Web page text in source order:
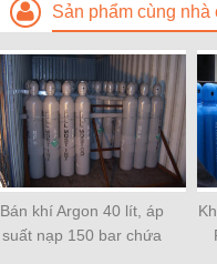
Sản phẩm cùng nhà
Bán khí Argon 40 lít, áp
suất nạp 150 bar chứa